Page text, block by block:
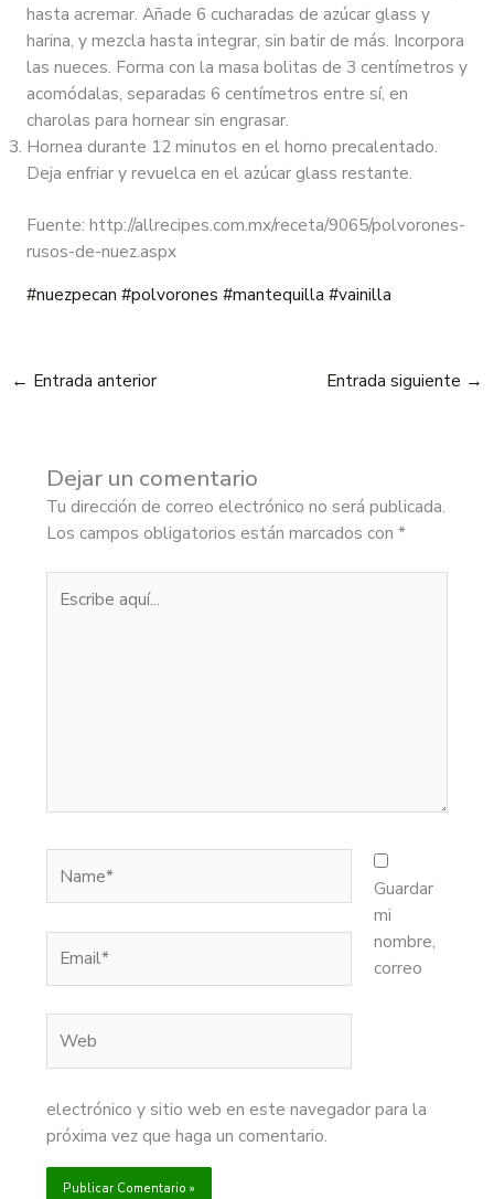
hasta acremar. Añade 6 cucharadas de azúcar glass y
harina, y mezcla hasta integrar, sin batir de más. Incorpora
las nueces. Forma con la masa bolitas de 3 centímetros y
acomódalas, separadas 6 centímetros entre sí, en
charolas para hornear sin engrasar.
Hornea durante 12 minutos en el horno precalentado.
Deja enfriar y revuelca en el azúcar glass restante.
Fuente: http://allrecipes.com.mx/receta/9065/polvorones-
rusos-de-nuez.aspx
#nuezpecan #polvorones #mantequilla #vainilla
← Entrada anterior Entrada siguiente →
Dejar un comentario
Tu dirección de correo electrónico no será publicada.
Los campos obligatorios están marcados con *
aquí...
Guardar
mi
nombre,
correo
electrónico y sitio web en este navegador para la
próxima vez que haga un comentario.